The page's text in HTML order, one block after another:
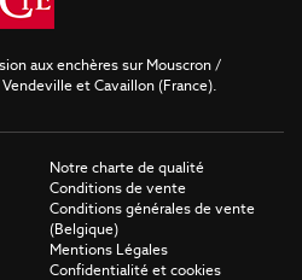
aux enchères sur Mouscron /
et Cavaillon (France).
Notre charte de qualité
Conditions de vente
Conditions générales de vente
(Belgique)
Mentions Légales
Confidentialité et cookies